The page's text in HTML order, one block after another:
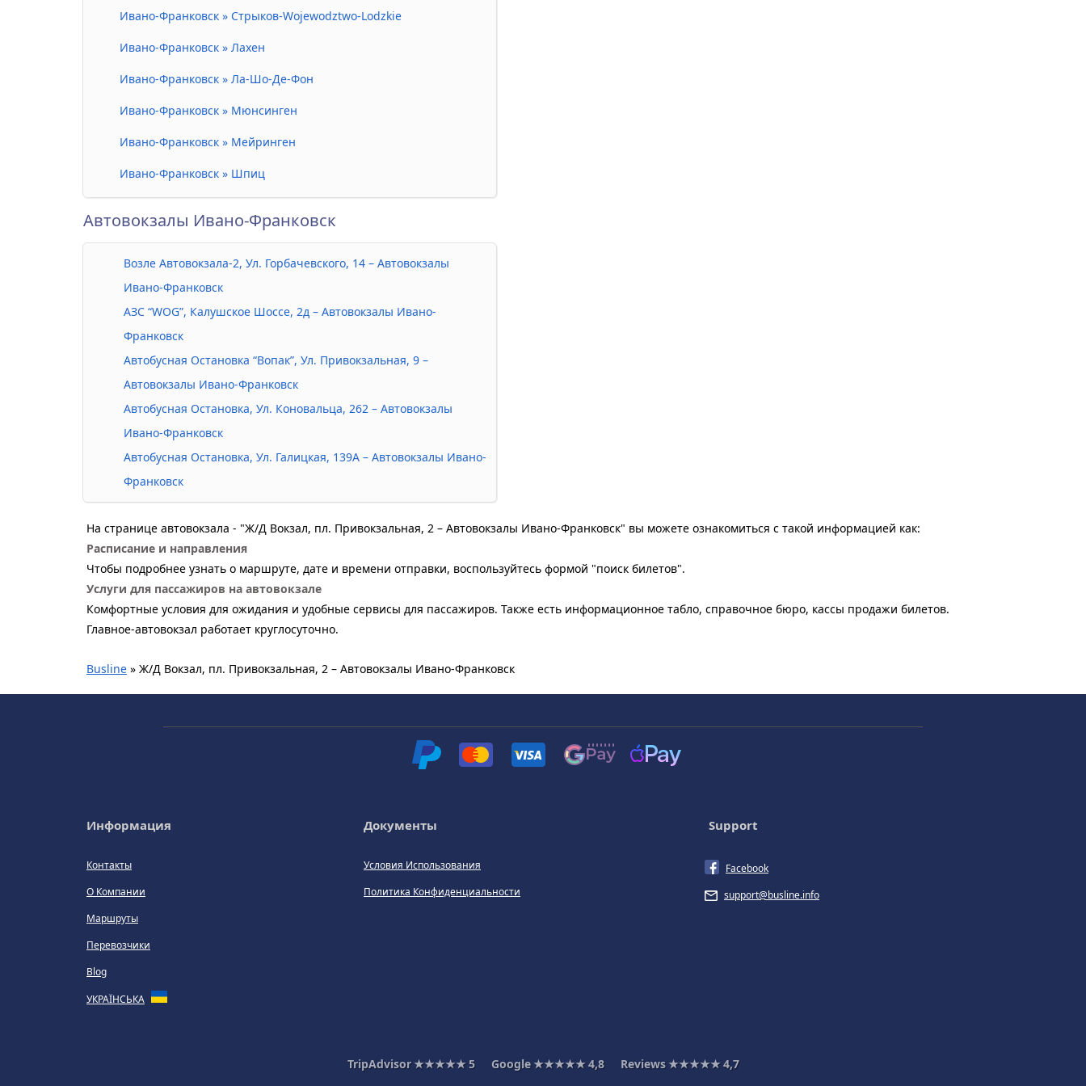
Ивано-Франковск » Стрыков-Wojewodztwo-Lodzkie
Ивано-Франковск » Лахен
Ивано-Франковск » Ла-Шо-Де-Фон
Ивано-Франковск » Мюнсинген
Ивано-Франковск » Мейринген
Ивано-Франковск » Шпиц
Автовокзалы Ивано-Франковск
Возле Автовокзала-2, Ул. Горбачевского, 14 – Автовокзалы
Ивано-Франковск
АЗС “WOG”, Калушское Шоссе, 2д – Автовокзалы Ивано-
Франковск
Автобусная Остановка “Вопак”, Ул. Привокзальная, 9 –
Автовокзалы Ивано-Франковск
Автобусная Остановка, Ул. Коновальца, 262 – Автовокзалы
Ивано-Франковск
Автобусная Остановка, Ул. Галицкая, 139А – Автовокзалы Ивано-
Франковск
На странице автовокзала - "Ж/Д Вокзал, пл. Привокзальная, 2 – Автовокзалы Ивано-Франковск" вы можете ознакомиться с такой информацией как:
Расписание и направления
Чтобы подробнее узнать о маршруте, дате и времени отправки, воспользуйтесь формой "поиск билетов".
Услуги для пассажиров на автовокзале
Комфортные условия для ожидания и удобные сервисы для пассажиров. Также есть информационное табло, справочное бюро, кассы продажи билетов.
Главное-автовокзал работает круглосуточно.
Busline » Ж/Д Вокзал, пл. Привокзальная, 2 – Автовокзалы Ивано-Франковск
Информация
Контакты
О Компании
Маршруты
Перевозчики
Blog
УКРАЇНСЬКА
Документы
Условия Использования
Политика Конфиденциальности
Support
Facebook
support@busline.info
TripAdvisor ★★★★★5 Google ★★★★★4,8 Reviews ★★★★★4,7